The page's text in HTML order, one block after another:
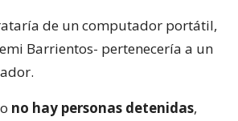
de un computador portátil,
Barrientos- pertenecería a un
no hay personas detenidas,